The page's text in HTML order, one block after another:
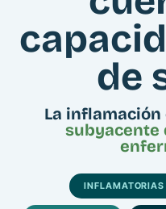
de
La inflamación
subyacente
INFLAMATORIAS